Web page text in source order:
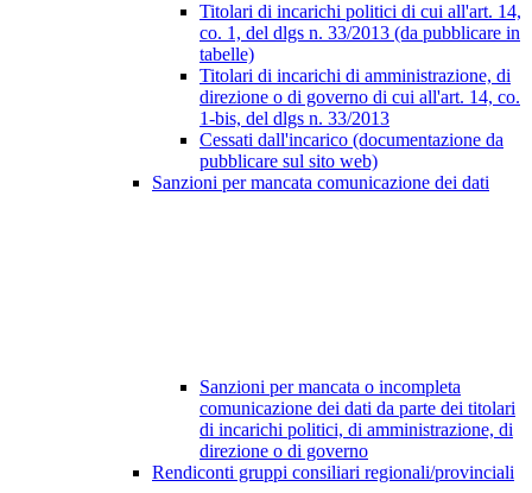
Titolari di incarichi politici di cui all'art. 14,
co. 1, del dlgs n. 33/2013 (da pubblicare in
tabelle)
Titolari di incarichi di amministrazione, di
direzione o di governo di cui all'art. 14, co.
1-bis, del dlgs n. 33/2013
Cessati dall'incarico (documentazione da
pubblicare sul sito web)
Sanzioni per mancata comunicazione dei dati
Sanzioni per mancata o incompleta
comunicazione dei dati da parte dei titolari
di incarichi politici, di amministrazione, di
direzione o di governo
Rendiconti gruppi consiliari regionali/provinciali